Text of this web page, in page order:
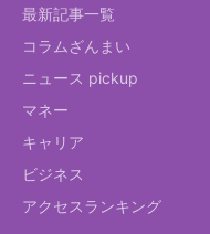
最新記事一覧
コラムざんまい
ニュース pickup
マネー
キャリア
ビジネス
アクセスランキング